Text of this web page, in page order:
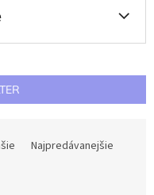
Najpredávanejšie